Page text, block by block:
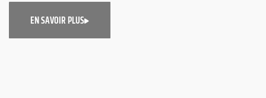
EN SAVOIR PLUS